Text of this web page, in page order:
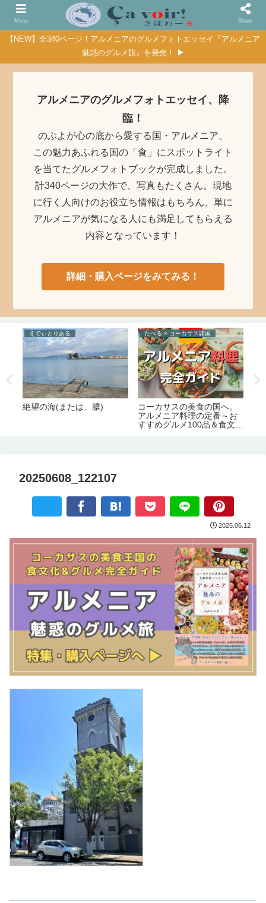
【NEW】全340ページ！アルメニアのグルメフォトエッセイ『アルメニア
魅惑のグルメ旅』を発売！ ▶
アルメニアのグルメフォトエッセイ、降
臨！
のぶよが心の底から愛する国・アルメニア。
この魅力あふれる国の「食」にスポットライト
を当てたグルメフォトブックが完成しました。
計340ページの大作で、写真もたくさん。現地
に行く人向けのお役立ち情報はもちろん、単に
アルメニアが気になる人にも満足してもらえる
内容となっています！
詳細・購入ページをみてみる！
えでぃとりある
絶望の海(または、膿)
たべる × コーカサス諸国
コーカサスの美食の国へ。
アルメニア料理の定番～お
すすめグルメ100品＆食文化
20250608_122107
2025.06.12
Menu Share